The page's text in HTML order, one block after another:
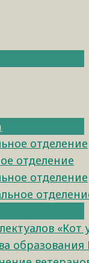
отделение
отделение
отделение
«Кот
образования